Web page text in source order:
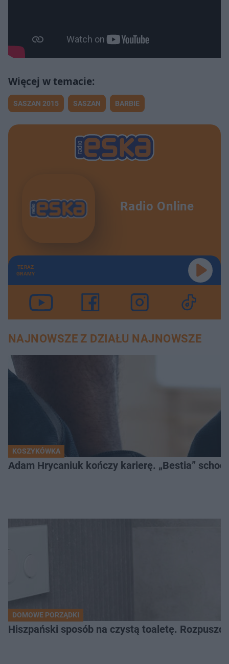
SASZAN 2015 SASZAN BARBIE
Radio Online
TERAZ
GRAMY
NAJNOWSZE Z DZIAŁU NAJNOWSZE
KOSZYKÓWKA
Adam Hrycaniuk kończy karierę. „Bestia”
DOMOWE PORZĄDKI
Hiszpański sposób na czystą toaletę.